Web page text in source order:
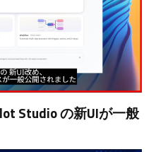
Studio の新UIが一般